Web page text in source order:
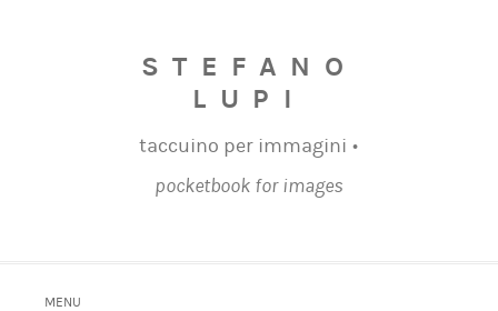
STEFANO
LUPI
taccuino per immagini •
pocketbook for images
MENU